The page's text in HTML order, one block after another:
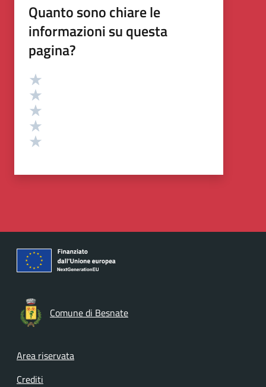
Quanto sono chiare le
informazioni su questa
pagina?
Valutazione
Comune di Besnate
Footer menu
Area riservata
Crediti